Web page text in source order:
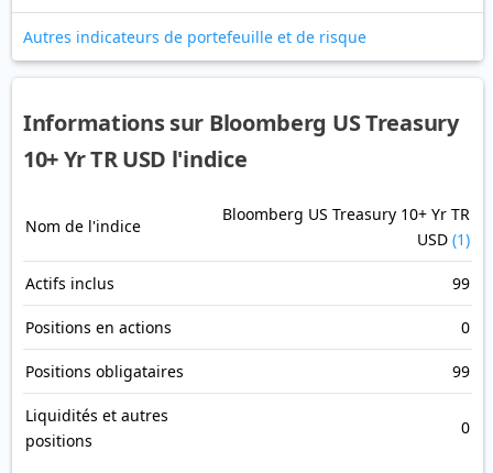
Autres indicateurs de portefeuille et de risque
Informations sur Bloomberg US Treasury
10+ Yr TR USD l'indice
Nom de l'indice
Bloomberg US Treasury 10+ Yr TR
USD (1)
Actifs inclus 99
Positions en actions 0
Positions obligataires 99
Liquidités et autres
positions
0